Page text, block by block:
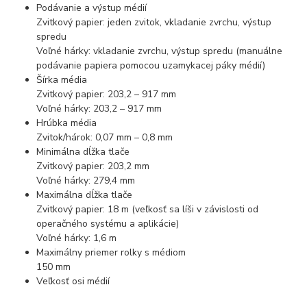
Podávanie a výstup médií
Zvitkový papier: jeden zvitok, vkladanie zvrchu, výstup
spredu
Voľné hárky: vkladanie zvrchu, výstup spredu (manuálne
podávanie papiera pomocou uzamykacej páky médií)
Šírka média
Zvitkový papier: 203,2 – 917 mm
Voľné hárky: 203,2 – 917 mm
Hrúbka média
Zvitok/hárok: 0,07 mm – 0,8 mm
Minimálna dĺžka tlače
Zvitkový papier: 203,2 mm
Voľné hárky: 279,4 mm
Maximálna dĺžka tlače
Zvitkový papier: 18 m (veľkosť sa líši v závislosti od
operačného systému a aplikácie)
Voľné hárky: 1,6 m
Maximálny priemer rolky s médiom
150 mm
Veľkosť osi médií